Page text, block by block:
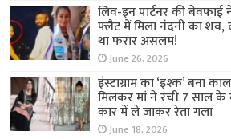
लिव-इन पार्टनर की बेवफाई
फ्लैट में मिला नंदनी का शव,
था फरार असलम!
June 26, 2026
इंस्टाग्राम का ‘इश्क’ बना
मिलकर मां ने रची 7 साल के
कार में ले जाकर रेता गला
June 18, 2026